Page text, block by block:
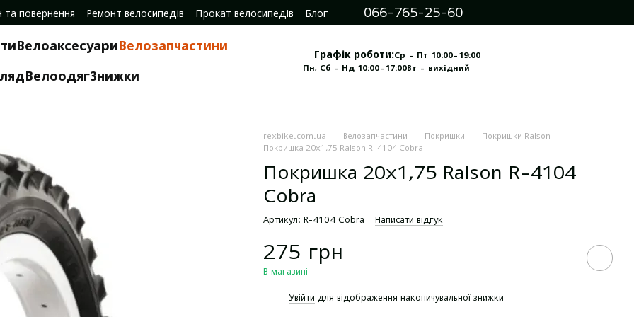
та повернення Ремонт велосипедів Прокат велосипедів
Блог
066-765-25-60
ВелоаксесуариВелозапчастини
ВелоодягЗнижки
Графік роботи:Ср - Пт 10:00-19:00
Пн, Сб - Нд 10:00-17:00Вт - вихідний
rexbike.com.ua Велозапчастини Покришки
Покришки Ralson
Покришка 20х1,75 Ralson R-4104 Cobra
Покришка 20х1,75 Ralson R-4104
Cobra
Артикул: R-4104 Cobra Написати відгук
275 грн
В магазині
Увійти для відображення накопичувальної знижки